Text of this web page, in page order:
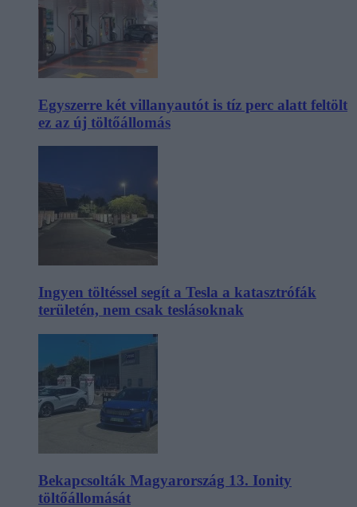
Egyszerre két villanyautót is tíz perc alatt feltölt
ez az új töltőállomás
Ingyen töltéssel segít a Tesla a katasztrófák
területén, nem csak teslásoknak
Bekapcsolták Magyarország 13. Ionity
töltőállomását